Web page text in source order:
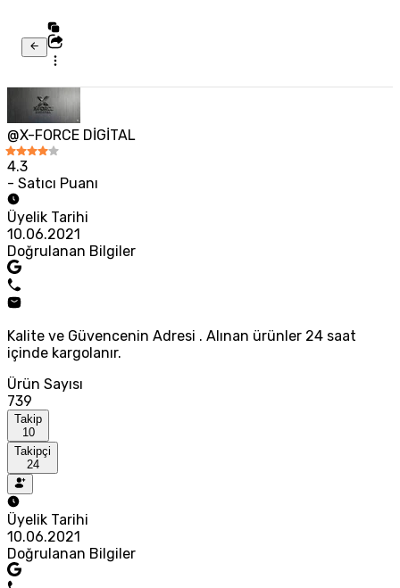
@X-FORCE DİGİTAL
4.3
- Satıcı Puanı
Üyelik Tarihi
10.06.2021
Doğrulanan Bilgiler
Kalite ve Güvencenin Adresi . Alınan ürünler 24 saat
içinde kargolanır.
Ürün Sayısı
739
Takip
10
Takipçi
24
Üyelik Tarihi
10.06.2021
Doğrulanan Bilgiler